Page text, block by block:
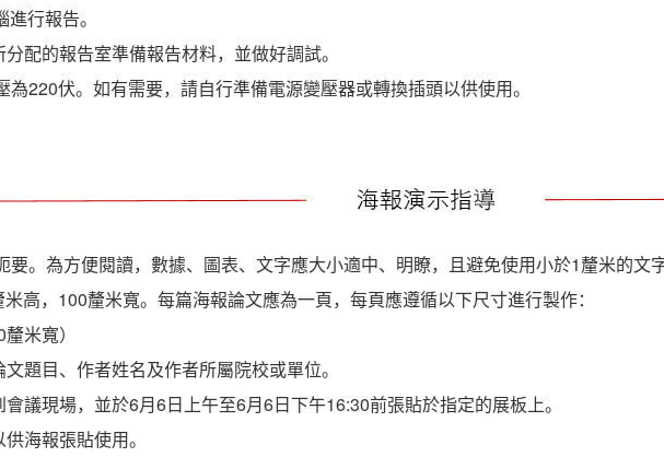
行報告。
配的報告室準備報告材料，並做好調試。
220伏。如有需要，請自行準備電源變壓器或轉換插頭以供使用。
要。為方便閱讀，數據、圖表、文字應大小適中、明瞭，且避免使用小於1釐米的文
高，100釐米寬。每篇海報論文應為一頁，每頁應遵循以下尺寸進行製作：
米寬）
題目、作者姓名及作者所屬院校或單位。
議現場，並於6月6日上午至6月6日下午16:30前張貼於指定的展板上。
海報張貼使用。